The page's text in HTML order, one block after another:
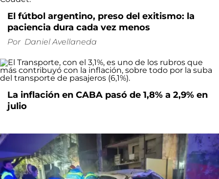
El fútbol argentino, preso del exitismo: la
paciencia dura cada vez menos
Por Daniel Avellaneda
La inflación en CABA pasó de 1,8% a 2,9% en
julio